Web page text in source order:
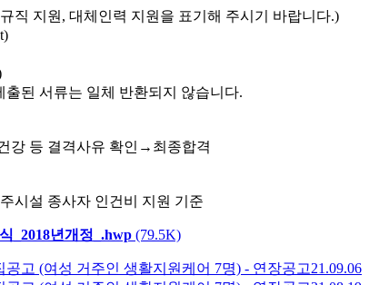
직 지원, 대체인력 지원을 표기해 주시기 바랍니다.)
된 서류는 일체 반환되지 않습니다.
등 결격사유 확인→최종합격
시설 종사자 인건비 지원 기준
_2018년개정_.hwp (79.5K)
고 (여성 거주인 생활지원케어 7명) - 연장공고21.09.06